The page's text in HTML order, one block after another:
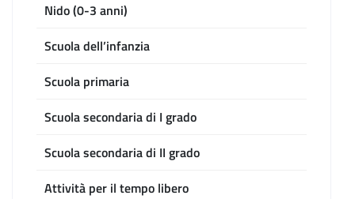
Nido (0-3 anni)
Scuola dell’infanzia
Scuola primaria
Scuola secondaria di I grado
Scuola secondaria di II grado
Attività per il tempo libero